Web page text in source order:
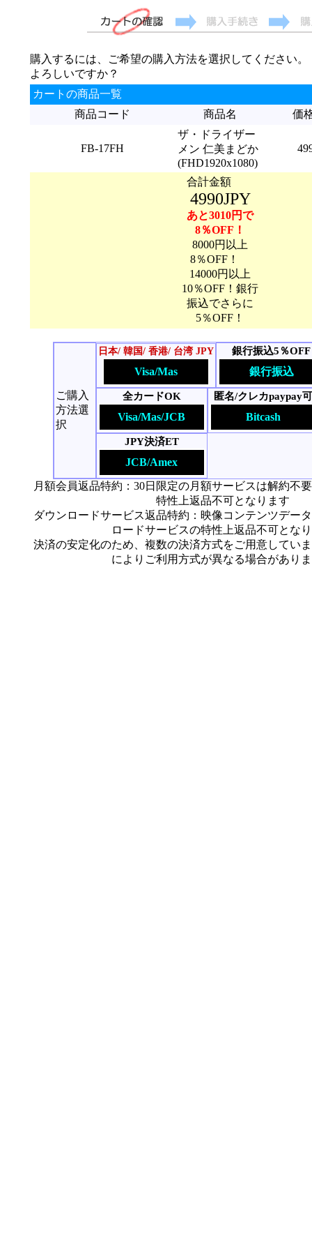
購入するには、ご希望の購入方法を選択してください。
よろしいですか？
カートの商品一覧
商品コード
商品名 価
FB-17FH
ザ・ドライザー
メン 仁美まどか
(FHD1920x1080)
合計金額
4990JPY
あと3010円で
8％OFF！
8000円以上
8％OFF！
14000円以上
10％OFF！銀行
振込でさらに
5％OFF！
ご購入
方法選
択
日本/ 韓国/ 香港/ 台湾 JPY
Visa/Mas
銀行振込5％OFF
銀行振込
全カードOK
Visa/Mas/JCB
匿名/クレカpaypay可
Bitcash
JPY決済ET
JCB/Amex
月額会員返品特約：30日限定の月額サービスは解約不
特性上返品不可となります
ダウンロードサービス返品特約：映像コンテンツデー
ロードサービスの特性上返品不可とな
決済の安定化のため、複数の決済方式をご用意してい
によりご利用方式が異なる場合があり